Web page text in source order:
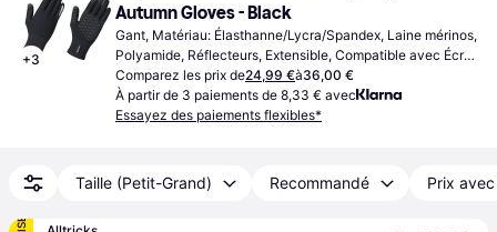
+3
Autumn Gloves - Black
Gant, Matériau: Élasthanne/Lycra/Spandex, Laine mérinos,
Polyamide, Réflecteurs, Extensible, Compatible avec Écran
Tactile
Comparez les prix de24,99 €à36,00 €
À partir de 3 paiements de 8,33 € avec
Essayez des paiements flexibles*
Taille (Petit-Grand) Recommandé Prix